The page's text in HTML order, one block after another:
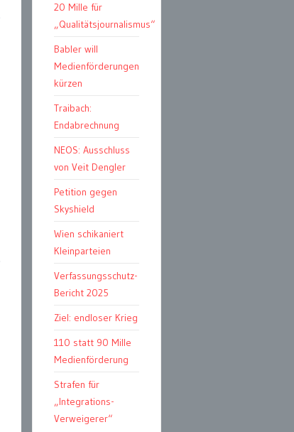
20 Mille für
„Qualitätsjournalismus“
Babler will
Medienförderungen
kürzen
Traibach:
Endabrechnung
NEOS: Ausschluss
von Veit Dengler
Petition gegen
Skyshield
Wien schikaniert
Kleinparteien
Verfassungsschutz-
Bericht 2025
Ziel: endloser Krieg
110 statt 90 Mille
Medienförderung
Strafen für
„Integrations-
Verweigerer“